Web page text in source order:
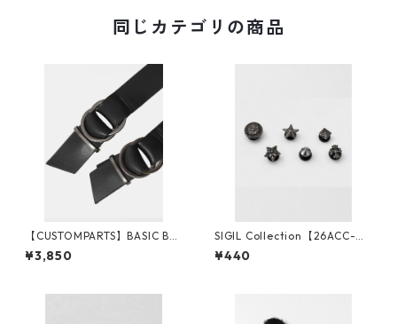
同じカテゴリの商品
【CUSTOMPARTS】BASIC BEL
T
¥3,850
SIGIL Collection【26ACC-0
5】
¥440